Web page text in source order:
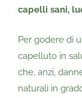
capelli sani,
Per godere di
capelluto in
che, anzi,
naturali in